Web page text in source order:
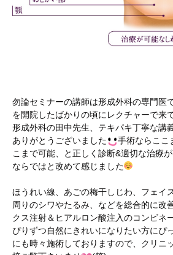
勿論セミナーの講師は形成外科の専門医
を開院したばかりの頃にレクチャーで来
形成外科の田中先生、テキパキ丁寧な講
ありがとうございました
手術ならここ
こまで可能、と正しく診断&適切な治療
ならではと改めて感じました
ほうれい線、あごの梅干しじわ、フェイ
周りのシワやたるみ、などを総合的に改
クス注射＆ヒアルロン酸注入のコンビネ
ぴりずつ自然にきれいになりたい方にぴ
にも時々施術しておりますので、クリニ